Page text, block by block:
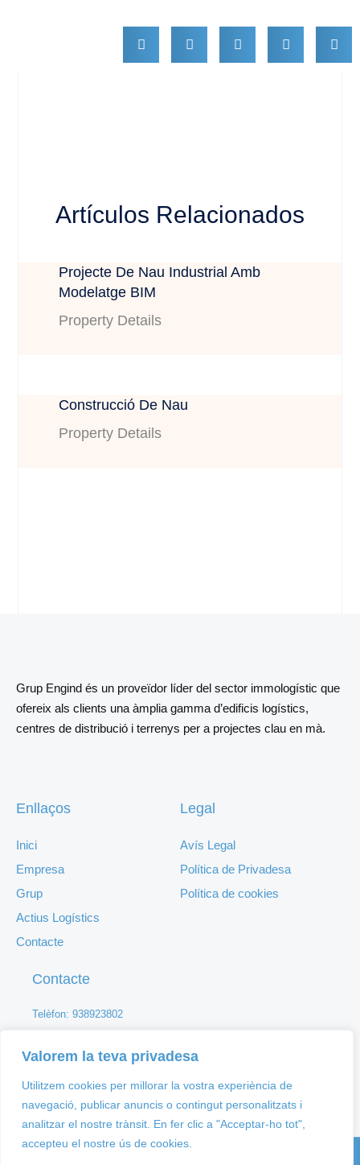
Valorem la teva privadesa
Utilitzem cookies per millorar la vostra experiència de
navegació, publicar anuncis o contingut personalitzats i
analitzar el nostre trànsit. En fer clic a "Acceptar-ho tot",
accepteu el nostre ús de cookies.
Artículos Relacionados
Projecte De Nau Industrial Amb
Modelatge BIM
Property Details
Construcció De Nau
Property Details
Grup Engind és un proveïdor líder del sector immologístic que
ofereix als clients una àmplia gamma d’edificis logístics,
centres de distribució i terrenys per a projectes clau en mà.
Enllaços
Inici
Empresa
Grup
Actius Logístics
Contacte
Legal
Avís Legal
Política de Privadesa
Política de cookies
Contacte
Telèfon: 938923802
Av. Vilafranca del Penedès 11 a Pol. Ind. Sant Pere Molanta
d'Olèrdola